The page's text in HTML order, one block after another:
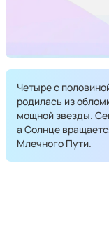
Четыре с
родилась из
мощной звезды.
а Солнце
Млечного Пути.